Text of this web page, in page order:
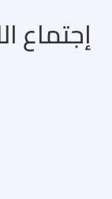
إجتماع